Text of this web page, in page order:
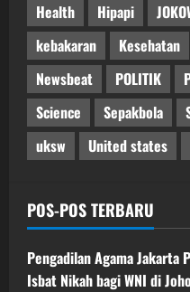
Health
Hipapi
kebakaran
Kesehatan
Newsbeat
POLITIK
Science
Sepakbola
uksw
United states
POS-POS TERBARU
Pengadilan Agama Jakarta
Isbat Nikah bagi WNI di